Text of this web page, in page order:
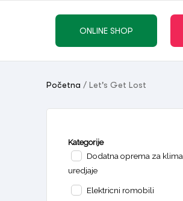
ONLINE SHOP
Početna / Let's Get Lost
Kategorije
Dodatna oprema za klima
uredjaje
Elektricni romobili